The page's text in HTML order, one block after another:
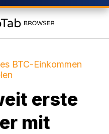
BTC-Einkommen
erste
mit